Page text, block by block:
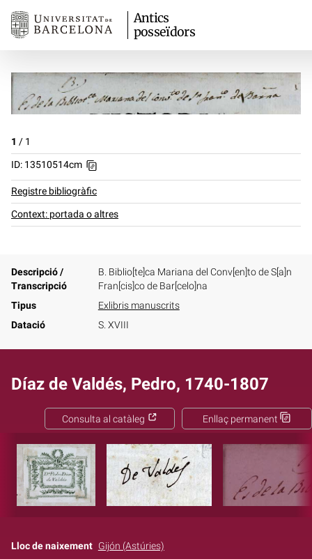
Antics
posseïdors
1 / 1
ID: 13510514cm
Registre bibliogràfic
Context: portada o altres
Descripció /
Transcripció
B. Biblio[te]ca Mariana del Conv[en]to de S[a]n
Fran[cis]co de Bar[celo]na
Tipus
Exlibris manuscrits
Datació
S. XVIII
Díaz de Valdés, Pedro, 1740-1807
Enllaç permanent
Consulta al catàleg
Lloc de naixement Gijón (Astúries)